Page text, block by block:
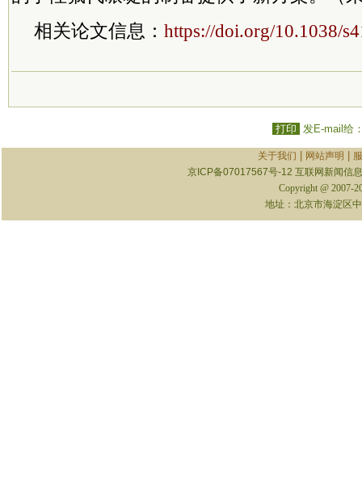
相关论文信息： https://doi.org/10.1038/
打印 发E-mail给
关于我们 网站声明
京ICP备07017567号-12 互联网新闻信
Copyright @ 2007-
地址：北京市海淀区